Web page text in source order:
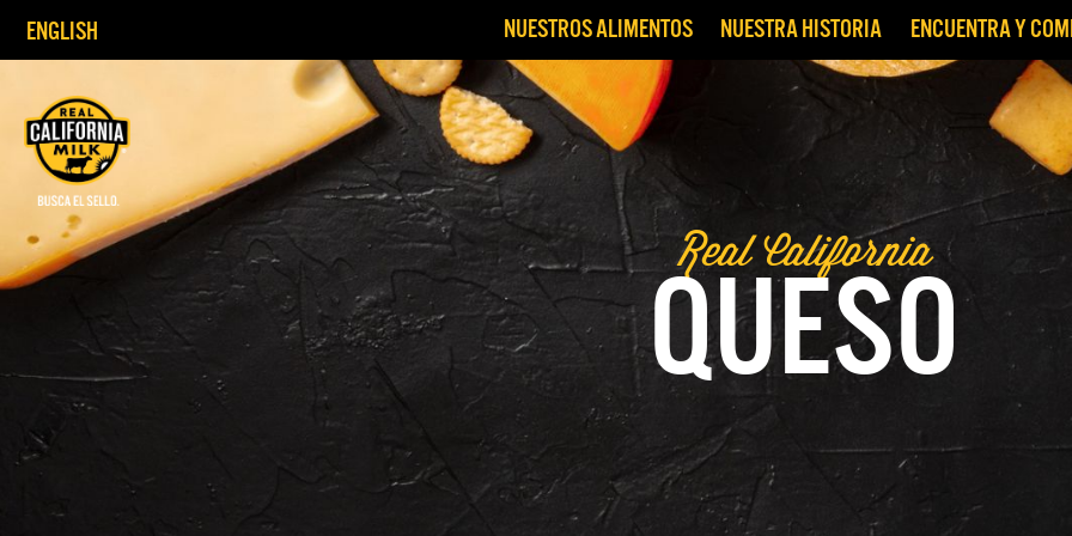
ENGLISH NUESTROS ALIMENTOS NUESTRA HISTORIA ENCUENTRA Y
Real California
QUESO